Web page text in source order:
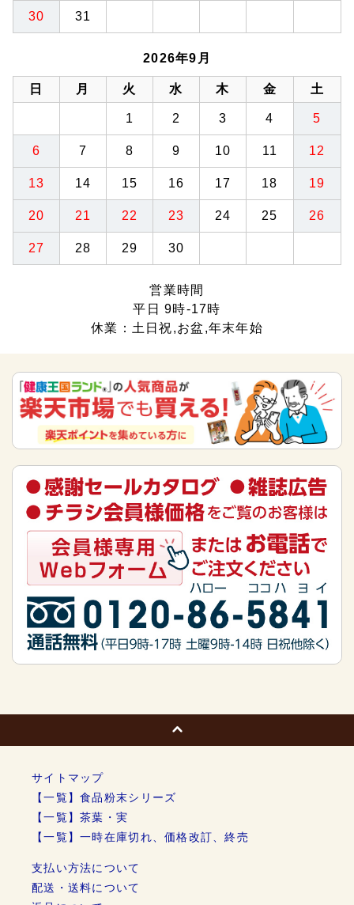
30 31
2026年9月
日 月 火 水 木 金 土
1 2 3 4 5
6 7 8 9 10 11 12
13 14 15 16 17 18 19
20 21 22 23 24 25 26
27 28 29 30
営業時間
平日 9時-17時
休業：土日祝,お盆,年末年始
サイトマップ
【一覧】食品粉末シリーズ
【一覧】茶葉・実
【一覧】一時在庫切れ、価格改訂、終売
支払い方法について
配送・送料について